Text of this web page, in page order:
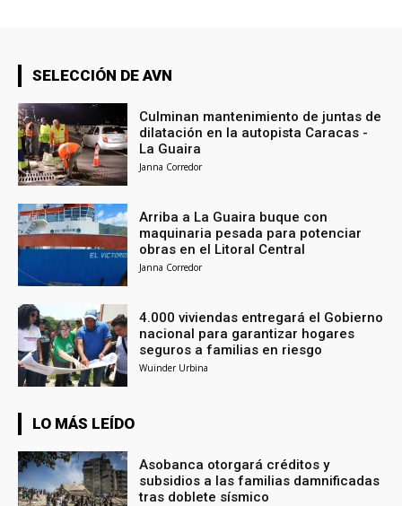
SELECCIÓN DE AVN
Culminan mantenimiento de juntas de
dilatación en la autopista Caracas -
La Guaira
Janna Corredor
Arriba a La Guaira buque con
maquinaria pesada para potenciar
obras en el Litoral Central
Janna Corredor
4.000 viviendas entregará el Gobierno
nacional para garantizar hogares
seguros a familias en riesgo
Wuinder Urbina
LO MÁS LEÍDO
Asobanca otorgará créditos y
subsidios a las familias damnificadas
tras doblete sísmico